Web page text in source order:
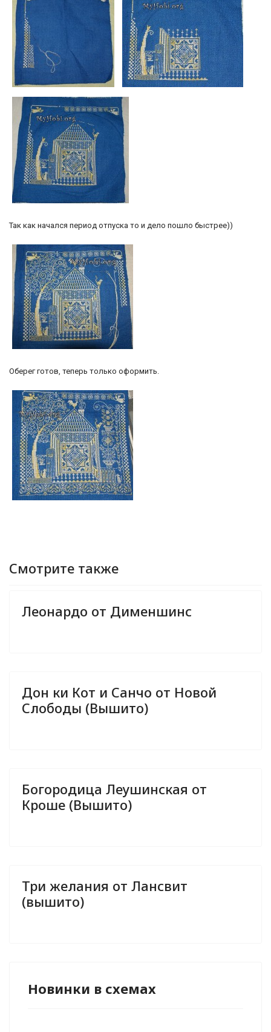
Так как начался период отпуска то и дело пошло быстрее))
Оберег готов, теперь только оформить.
Смотрите также
Леонардо от Дименшинс
Дон ки Кот и Санчо от Новой
Слободы (Вышито)
Богородица Леушинская от
Кроше (Вышито)
Три желания от Лансвит
(вышито)
Новинки в схемах